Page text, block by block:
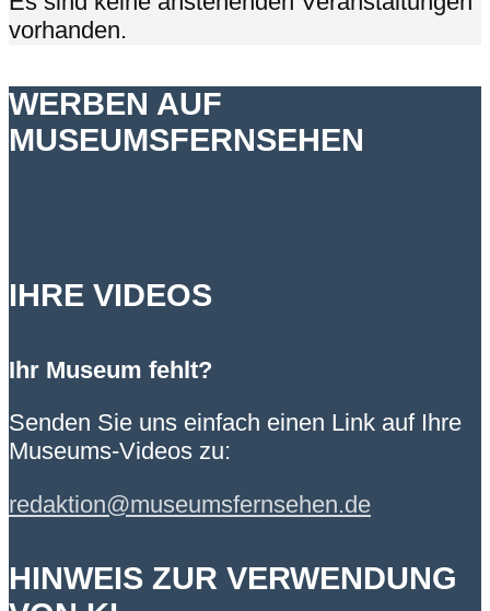
vorhanden.
WERBEN AUF
MUSEUMSFERNSEHEN
IHRE VIDEOS
Ihr Museum fehlt?
Senden Sie uns einfach einen Link auf Ihre
Museums-Videos zu:
redaktion@museumsfernsehen.de
HINWEIS ZUR VERWENDUNG